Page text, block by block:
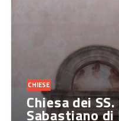
CHIESE
Chiesa dei
Sabastiano di